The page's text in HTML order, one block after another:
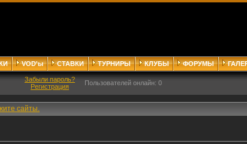
VOD'ы СТАВКИ ТУРНИРЫ КЛУБЫ ФОРУМЫ
Забыли пароль?
Регистрация
Пользователей онлайн: 0
сайты.